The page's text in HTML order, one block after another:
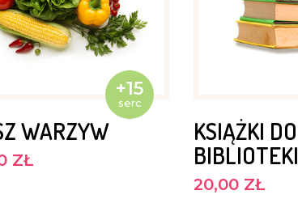
w
lubią,
+15
serc
WARZYW
ZŁ
KSIĄŻKI DO
BIBLIOTEKI
20,00 ZŁ